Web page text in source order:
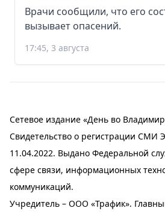
Врачи сообщили, что его
вызывает опасений.
17:45, 3 августа
Сетевое издание «День во
Свидетельство о регистрации СМИ
11.04.2022. Выдано Федеральной
сфере связи, информационных
коммуникаций.
Учредитель – ООО «Трафик».